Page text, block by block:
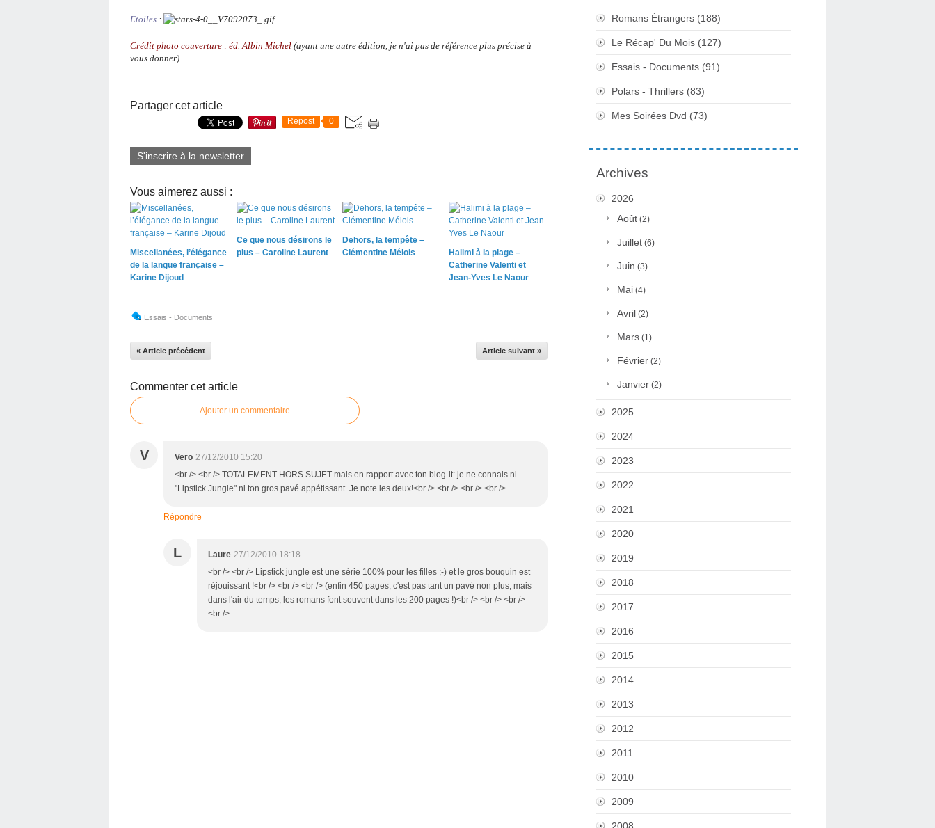
Etoiles :
Crédit photo couverture : éd. Albin Michel (ayant une autre édition, je n'ai pas de référence plus précise à
vous donner)
Partager cet article
Repost 0
S'inscrire à la newsletter
Vous aimerez aussi :
Miscellanées, l’élégance
de la langue française –
Karine Dijoud
Ce que nous désirons le
plus – Caroline Laurent
Dehors, la tempête –
Clémentine Mélois
Halimi à la plage –
Catherine Valenti et
Jean-Yves Le Naour
Essais - Documents
« Article précédent Article suivant »
Commenter cet article
Ajouter un commentaire
V Vero 27/12/2010 15:20
<br /> <br /> TOTALEMENT HORS SUJET mais en rapport avec ton blog-it: je ne connais ni
"Lipstick Jungle" ni ton gros pavé appétissant. Je note les deux!<br /> <br /> <br /> <br />
Répondre
L Laure 27/12/2010 18:18
<br /> <br /> Lipstick jungle est une série 100% pour les filles ;-) et le gros bouquin est
réjouissant !<br /> <br /> <br /> (enfin 450 pages, c'est pas tant un pavé non plus, mais
dans l'air du temps, les romans font souvent dans les 200 pages !)<br /> <br /> <br />
<br />
Romans Étrangers (188)
Le Récap' Du Mois (127)
Essais - Documents (91)
Polars - Thrillers (83)
Mes Soirées Dvd (73)
Archives
2026
Août (2)
Juillet (6)
Juin (3)
Mai (4)
Avril (2)
Mars (1)
Février (2)
Janvier (2)
2025
2024
2023
2022
2021
2020
2019
2018
2017
2016
2015
2014
2013
2012
2011
2010
2009